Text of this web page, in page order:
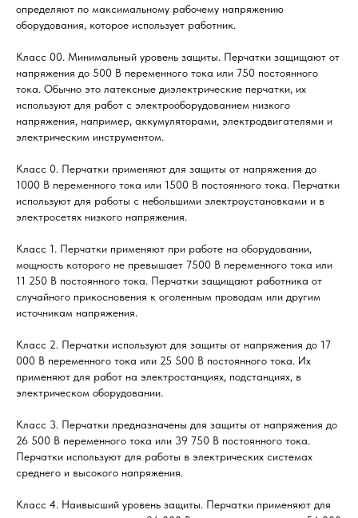
определяют по максимальному рабочему напряжению
оборудования, которое использует работник.
Класс 00. Минимальный уровень защиты. Перчатки защищают от
напряжения до 500 В переменного тока или 750 постоянного
тока. Обычно это латексные диэлектрические перчатки, их
используют для работ с электрооборудованием низкого
напряжения, например, аккумуляторами, электродвигателями и
электрическим инструментом.
Класс 0. Перчатки применяют для защиты от напряжения до
1000 В переменного тока или 1500 В постоянного тока. Перчатки
используют для работы с небольшими электроустановками и в
электросетях низкого напряжения.
Класс 1. Перчатки применяют при работе на оборудовании,
мощность которого не превышает 7500 В переменного тока или
11 250 В постоянного тока. Перчатки защищают работника от
случайного прикосновения к оголенным проводам или другим
источникам напряжения.
Класс 2. Перчатки используют для защиты от напряжения до 17
000 В переменного тока или 25 500 В постоянного тока. Их
применяют для работ на электростанциях, подстанциях, в
электрическом оборудовании.
Класс 3. Перчатки предназначены для защиты от напряжения до
26 500 В переменного тока или 39 750 В постоянного тока.
Перчатки используют для работы в электрических системах
среднего и высокого напряжения.
Класс 4. Наивысший уровень защиты. Перчатки применяют для